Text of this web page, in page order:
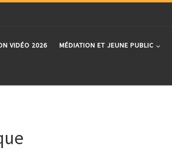
VIDÉO 2026 MÉDIATION ET JEUNE PUBLIC